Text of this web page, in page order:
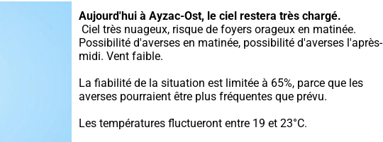
Aujourd'hui à Ayzac-Ost, le ciel restera très chargé.
Possibilité d'averses en matinée, possibilité d'averses l'après-
midi. Vent faible.
La fiabilité de la situation est limitée à 65%, parce que les
averses pourraient être plus fréquentes que prévu.
Les températures fluctueront entre 19 et 23°C.